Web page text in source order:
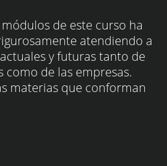
de este curso ha
atendiendo a
y futuras tanto de
como de las empresas.
materias que conforman